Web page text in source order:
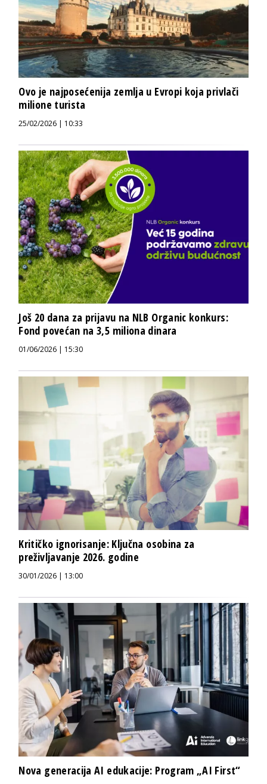
Ovo je najposećenija zemlja u Evropi koja privlači
milione turista
25/02/2026 | 10:33
Još 20 dana za prijavu na NLB Organic konkurs:
Fond povećan na 3,5 miliona dinara
01/06/2026 | 15:30
Kritičko ignorisanje: Ključna osobina za
preživljavanje 2026. godine
30/01/2026 | 13:00
Nova generacija AI edukacije: Program „AI First“